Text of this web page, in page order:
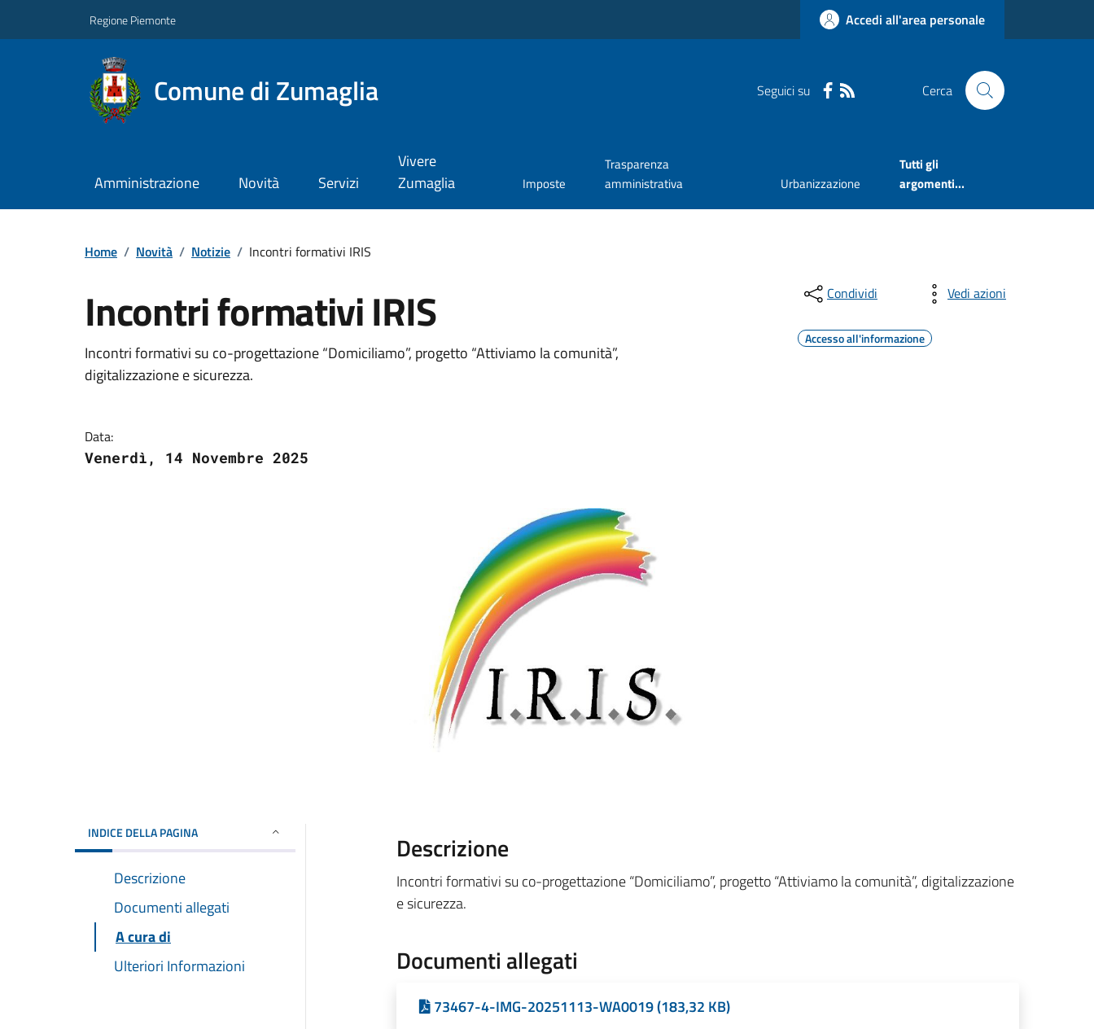
Regione Piemonte Accedi all'area personale
Comune di Zumaglia Seguici su Cerca
Amministrazione Novità Servizi
Vivere
Zumaglia
Imposte
Trasparenza
amministrativa
Urbanizzazione
Tutti gli
argomenti...
Home / Novità / Notizie / Incontri formativi IRIS
Incontri formativi IRIS
Incontri formativi su co-progettazione “Domiciliamo”, progetto “Attiviamo la comunità”,
digitalizzazione e sicurezza.
Data:
Venerdì, 14 Novembre 2025
Condividi Vedi azioni
Accesso all'informazione
INDICE DELLA PAGINA
Descrizione
Documenti allegati
A cura di
Ulteriori Informazioni
Descrizione
Incontri formativi su co-progettazione “Domiciliamo”, progetto “Attiviamo la comunità”, digitalizzazione
e sicurezza.
Documenti allegati
73467-4-IMG-20251113-WA0019 (183,32 KB)